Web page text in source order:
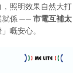
照明效果自然大打
就係 —— 市電互補太
嘅安心。